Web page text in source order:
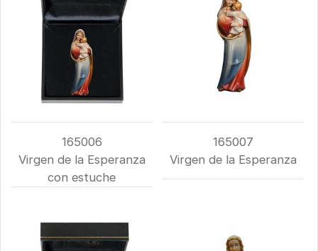
165006
Virgen de la Esperanza
con estuche
165007
Virgen de la Esperanza